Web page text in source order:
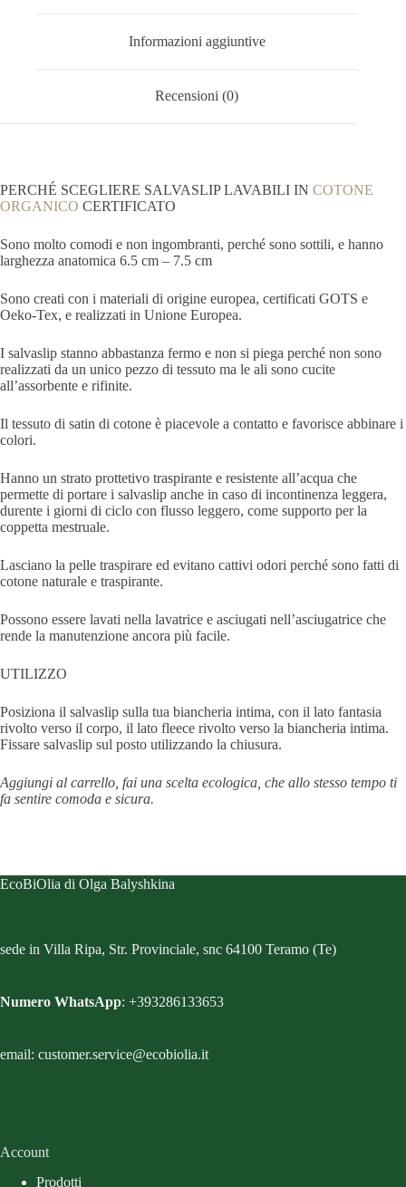
Informazioni aggiuntive
Recensioni (0)
PERCHÉ SCEGLIERE SALVASLIP LAVABILI IN COTONE
ORGANICO CERTIFICATO
Sono molto comodi e non ingombranti, perché sono sottili, e hanno
larghezza anatomica 6.5 cm – 7.5 cm
Sono creati con i materiali di origine europea, certificati GOTS e
Oeko-Tex, e realizzati in Unione Europea.
I salvaslip stanno abbastanza fermo e non si piega perché non sono
realizzati da un unico pezzo di tessuto ma le ali sono cucite
all’assorbente e rifinite.
Il tessuto di satin di cotone è piacevole a contatto e favorisce abbinare i
colori.
Hanno un strato prottetivo traspirante e resistente all’acqua che
permette di portare i salvaslip anche in caso di incontinenza leggera,
durente i giorni di ciclo con flusso leggero, come supporto per la
coppetta mestruale.
Lasciano la pelle traspirare ed evitano cattivi odori perché sono fatti di
cotone naturale e traspirante.
Possono essere lavati nella lavatrice e asciugati nell’asciugatrice che
rende la manutenzione ancora più facile.
UTILIZZO
Posiziona il salvaslip sulla tua biancheria intima, con il lato fantasia
rivolto verso il corpo, il lato fleece rivolto verso la biancheria intima.
Fissare salvaslip sul posto utilizzando la chiusura.
Aggiungi al carrello, fai una scelta ecologica, che allo stesso tempo ti
fa sentire comoda e sicura.
EcoBiOlia di Olga Balyshkina
sede in Villa Ripa, Str. Provinciale, snc 64100 Teramo (Te)
Numero WhatsApp: +393286133653
email: customer.service@ecobiolia.it
Account
Prodotti